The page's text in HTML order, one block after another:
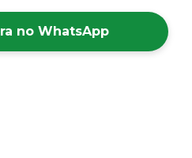
no WhatsApp